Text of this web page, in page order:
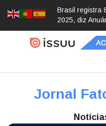
Brasil registra
2025, diz
Jornal